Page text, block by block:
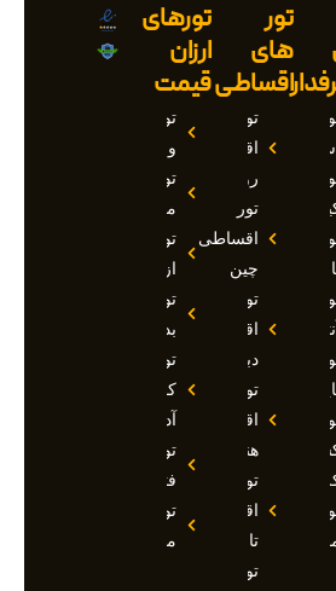
تور
های
اقساطی
تور
اقساطی
روسیه
تور
اقساطی
چین
تور
اقساطی
دبی
تور
اقساطی
هند
تور
اقساطی
تاجیکستان
تور
تورهای
ارزان
قیمت
تور
وان
تور
مارماریس
تور
ازمیر
تور
بدروم
تور
کوش
آداسی
تور
فتحیه
تور
مالزی